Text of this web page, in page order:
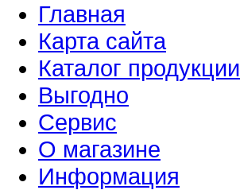
Главная
Карта сайта
Каталог продукции
Выгодно
Сервис
О магазине
Информация